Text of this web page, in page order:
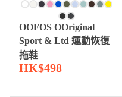
OOFOS OOriginal
Sport & Ltd 運動恢復
拖鞋
HK$498